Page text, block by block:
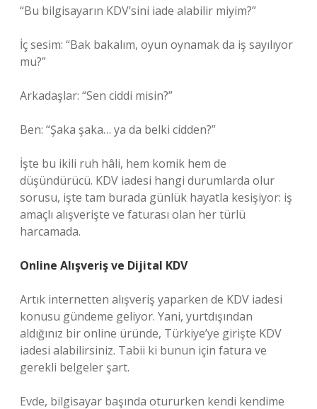
“Bu bilgisayarın KDV’sini iade alabilir miyim?”
İç sesim: “Bak bakalım, oyun oynamak da iş sayılıyor
mu?”
Arkadaşlar: “Sen ciddi misin?”
Ben: “Şaka şaka… ya da belki cidden?”
İşte bu ikili ruh hâli, hem komik hem de
düşündürücü. KDV iadesi hangi durumlarda olur
sorusu, işte tam burada günlük hayatla kesişiyor: iş
amaçlı alışverişte ve faturası olan her türlü
harcamada.
Online Alışveriş ve Dijital KDV
Artık internetten alışveriş yaparken de KDV iadesi
konusu gündeme geliyor. Yani, yurtdışından
aldığınız bir online üründe, Türkiye’ye girişte KDV
iadesi alabilirsiniz. Tabii ki bunun için fatura ve
gerekli belgeler şart.
Evde, bilgisayar başında otururken kendi kendime